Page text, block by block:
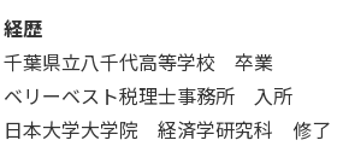
経歴
千葉県立八千代高等学校 卒業
ベリーベスト税理士事務所 入所
日本大学大学院 経済学研究科 修了